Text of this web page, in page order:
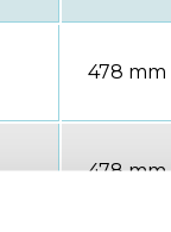
478 mm
478 mm